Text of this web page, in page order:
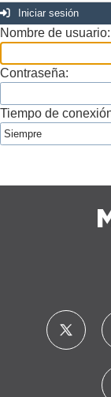
Iniciar sesión
Nombre de usuario:
Contraseña:
Tiempo de